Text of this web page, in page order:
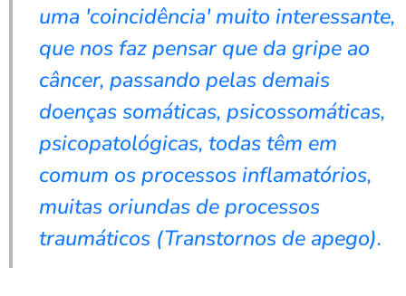
uma 'coincidência' muito interessante,
que nos faz pensar que da gripe ao
câncer, passando pelas demais
doenças somáticas, psicossomáticas,
psicopatológicas, todas têm em
comum os processos inflamatórios,
muitas oriundas de processos
traumáticos (Transtornos de apego).